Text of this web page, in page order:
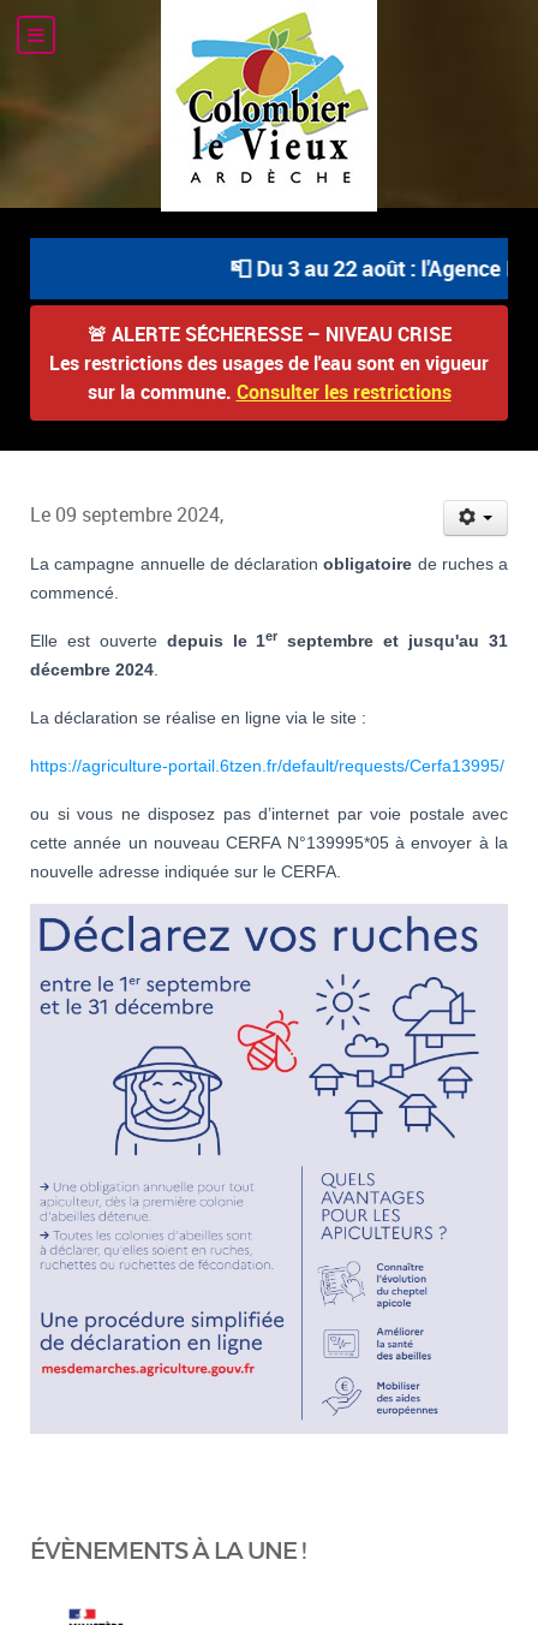
📮 Du 3 au 22 août : l'Agence
🚨 ALERTE SÉCHERESSE – NIVEAU CRISE
Les restrictions des usages de l'eau sont en vigueur
sur la commune. Consulter les restrictions
Le 09 septembre 2024,
La campagne annuelle de déclarationobligatoire de ruches a
commencé.
Elle est ouverte depuis le 1er
septembre et jusqu'au 31
décembre 2024
La déclaration se réalise en ligne via le site :
https://agriculture-portail.6tzen.fr/default/requests/Cerfa13995/
ou si vous ne disposez pas d’internet par voie postale avec
cette année un nouveau CERFA N°139995*05 à envoyer à la
nouvelle adresse indiquée sur le CERFA.
ÉVÈNEMENTS À LA UNE !